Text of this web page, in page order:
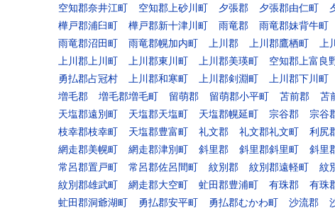
空知郡奈井江町
空知郡上砂川町 夕張郡 夕張郡由仁町
樺戸郡浦臼町
樺戸郡新十津川町 雨竜郡 雨竜郡妹背牛町
雨竜郡沼田町
雨竜郡幌加内町 上川郡 上川郡鷹栖町
上川郡上川町
上川郡東川町 上川郡美瑛町 空知郡上富良
勇払郡占冠村
上川郡和寒町 上川郡剣淵町 上川郡下川町
増毛郡
増毛郡増毛町 留萌郡 留萌郡小平町 苫前郡 苫
天塩郡遠別町
天塩郡天塩町 天塩郡幌延町 宗谷郡 宗谷
枝幸郡枝幸町
天塩郡豊富町 礼文郡 礼文郡礼文町 利尻
網走郡美幌町
網走郡津別町 斜里郡 斜里郡斜里町 斜里
常呂郡置戸町
常呂郡佐呂間町 紋別郡 紋別郡遠軽町 紋
紋別郡雄武町
網走郡大空町 虻田郡豊浦町 有珠郡 有珠
虻田郡洞爺湖町
勇払郡安平町 勇払郡むかわ町 沙流郡